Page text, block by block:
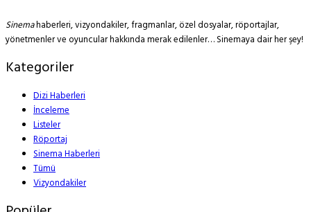
Sinemahaberleri, vizyondakiler, fragmanlar, özel dosyalar, röportajlar,
yönetmenler ve oyuncular hakkında merak edilenler… Sinemaya dair her şey!
Kategoriler
Dizi Haberleri
İnceleme
Listeler
Röportaj
Sinema Haberleri
Tümü
Vizyondakiler